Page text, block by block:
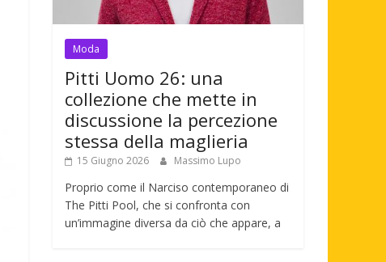
Moda
Pitti Uomo 26: una
collezione che mette in
discussione la percezione
stessa della maglieria
15 Giugno 2026 Massimo Lupo
Proprio come il Narciso contemporaneo di
The Pitti Pool, che si confronta con
un’immagine diversa da ciò che appare, a